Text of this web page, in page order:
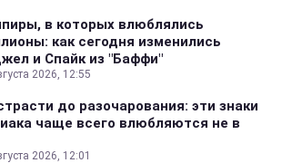
в которых влюблялись
как сегодня изменились
и Спайк из "Баффи"
2026, 12:55
до разочарования: эти знаки
чаще всего влюбляются не в
2026, 12:01